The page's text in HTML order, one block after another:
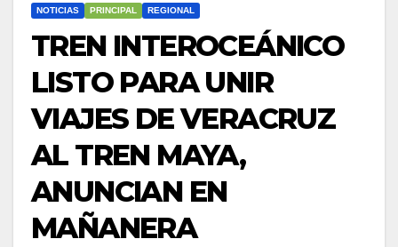
NOTICIAS PRINCIPAL REGIONAL
TREN INTEROCEÁNICO
LISTO PARA UNIR
VIAJES DE VERACRUZ
AL TREN MAYA,
ANUNCIAN EN
MAÑANERA